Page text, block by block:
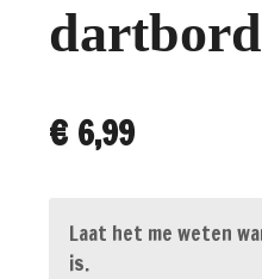
dartbord
€ 6,99
Laat het me weten
is.